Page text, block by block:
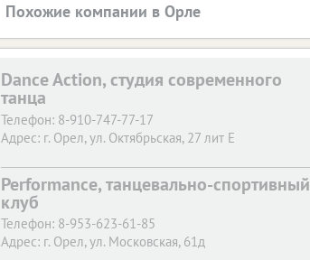
Похожие компании в Орле
Dance Action, студия современного
танца
Телефон: 8-910-747-77-17
Адрес: г. Орел, ул. Октябрьская, 27 лит Е
Performance, танцевально-спортивный
клуб
Телефон: 8-953-623-61-85
Адрес: г. Орел, ул. Московская, 61д